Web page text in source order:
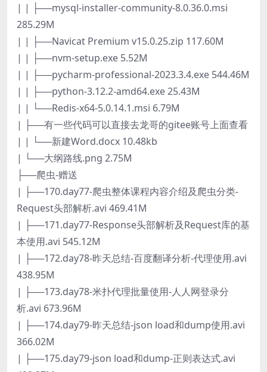
| | ├──mysql-installer-community-8.0.36.0.msi
285.29M
| | ├──Navicat Premium v15.0.25.zip 117.60M
| | ├──nvm-setup.exe 5.52M
| | ├──pycharm-professional-2023.3.4.exe 544.46M
| | ├──python-3.12.2-amd64.exe 25.43M
| | └──Redis-x64-5.0.14.1.msi 6.79M
| ├──有一些代码可以直接去龙哥的gitee账号上面查看
| | └──新建Word.docx 10.48kb
| └──大纲路线.png 2.75M
├──爬虫-赠送
| ├──170.day77-爬虫整体课程内容介绍及爬虫分类-
Request头部解析.avi 469.41M
| ├──171.day77-Response头部解析及Request库的基
本使用.avi 545.12M
| ├──172.day78-昨天总结-百度翻译分析-代理使用.avi
438.95M
| ├──173.day78-米扑代理批量使用-人人网登录分
析.avi 673.96M
| ├──174.day79-昨天总结-json load和dump使用.avi
366.02M
| ├──175.day79-json load和dump-正则表达式.avi